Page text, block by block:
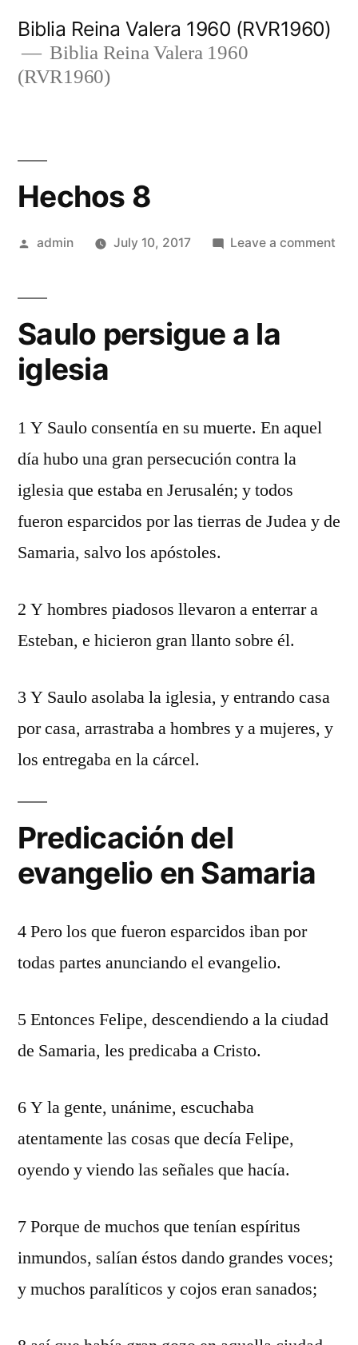
content
Biblia Reina Valera 1960 (RVR1960)
Biblia Reina Valera 1960
(RVR1960)
Hechos 8
Posted
admin July 10, 2017 Leave a comment
Saulo persigue a la
iglesia
1 Y Saulo consentía en su muerte. En aquel
día hubo una gran persecución contra la
iglesia que estaba en Jerusalén; y todos
fueron esparcidos por las tierras de Judea y de
Samaria, salvo los apóstoles.
2 Y hombres piadosos llevaron a enterrar a
Esteban, e hicieron gran llanto sobre él.
3 Y Saulo asolaba la iglesia, y entrando casa
por casa, arrastraba a hombres y a mujeres, y
los entregaba en la cárcel.
Predicación del
evangelio en Samaria
4 Pero los que fueron esparcidos iban por
todas partes anunciando el evangelio.
5 Entonces Felipe, descendiendo a la ciudad
de Samaria, les predicaba a Cristo.
6 Y la gente, unánime, escuchaba
atentamente las cosas que decía Felipe,
oyendo y viendo las señales que hacía.
7 Porque de muchos que tenían espíritus
inmundos, salían éstos dando grandes voces;
y muchos paralíticos y cojos eran sanados;